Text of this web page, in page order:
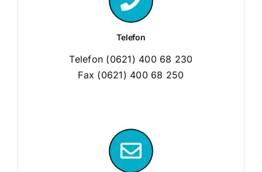
Telefon
Telefon (0621) 400 68 230
Fax (0621) 400 68 250